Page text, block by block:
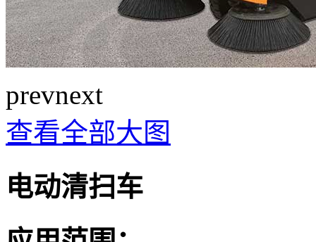
prevnext
查看全部大图
电动清扫车